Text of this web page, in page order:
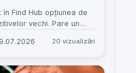
Find Hub opțiunea de
vechi. Pare un
mai puțină confuzie și
20 vizualizări